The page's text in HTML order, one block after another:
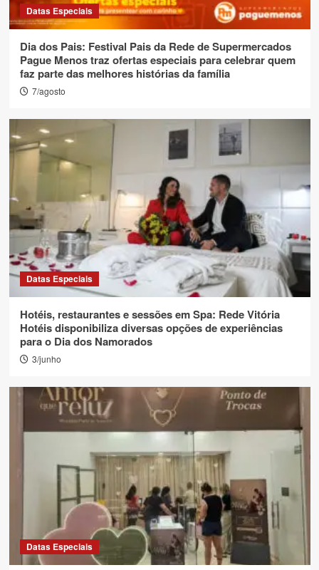
Datas Especiais
Dia dos Pais: Festival Pais da Rede de Supermercados
Pague Menos traz ofertas especiais para celebrar quem
faz parte das melhores histórias da família
7/agosto
Datas Especiais
Hotéis, restaurantes e sessões em Spa: Rede Vitória
Hotéis disponibiliza diversas opções de experiências
para o Dia dos Namorados
3/junho
Datas Especiais